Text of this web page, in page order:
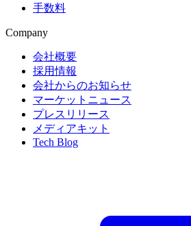
手数料
Company
会社概要
採用情報
会社からのお知らせ
マーケットニュース
プレスリリース
メディアキット
Tech Blog